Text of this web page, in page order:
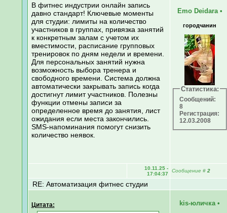
В фитнес индустрии онлайн запись
давно стандарт! Ключевые моменты
для студии: лимиты на количество
участников в группах, привязка занятий
к конкретным залам с учетом их
вместимости, расписание групповых
тренировок по дням недели и времени.
Для персональных занятий нужна
возможность выбора тренера и
свободного времени. Система должна
автоматически закрывать запись когда
достигнут лимит участников. Полезны
функции отмены записи за
определенное время до занятия, лист
ожидания если места закончились.
SMS-напоминания помогут снизить
количество неявок.
Emo Deidara •
городчанин
Статистика:
Сообщений:
8
Регистрация:
12.03.2008
10.11.25 -
17:04:37
Сообщение # 2
RE: Автоматизация фитнес студии
Цитата: kis-юличка •